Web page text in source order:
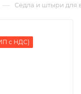
— Седла и штыри для
с НДС)